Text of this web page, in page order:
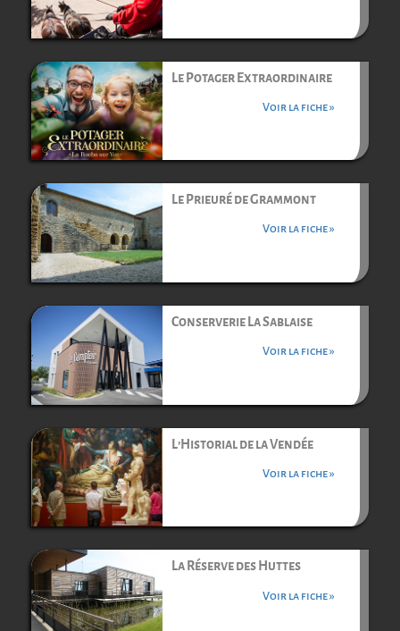
Le Potager Extraordinaire
Voir la fiche »
Le Prieuré de Grammont
Voir la fiche »
Conserverie La Sablaise
Voir la fiche »
L’Historial de la Vendée
Voir la fiche »
La Réserve des Huttes
Voir la fiche »